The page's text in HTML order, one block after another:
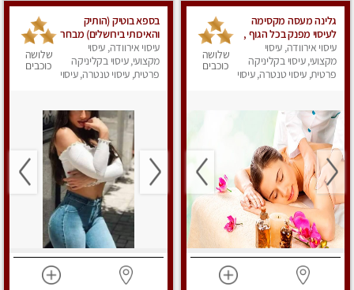
גלינה מעסה מקסימה
לעיסוי מפנק בכל הגוף ,
משחרר לחצים , מרפה
את השרירים , להנאה
מובטחת צלצל אלי
עיסוי אירוודה, עיסוי
מקצועי, עיסוי בקליניקה
פרטית, עיסוי טנטרה, עיסוי
שלושה
כוכבים
בספא בוטיק (הותיק
והאיכותי בירושלים) מבחר
טיפולים מפנקים עם
שמנים חמים לגוף ולנפש.
עיסוי אירוודה, עיסוי
מקצועי, עיסוי בקליניקה
פרטית, עיסוי טנטרה, עיסוי
שלושה
כוכבים